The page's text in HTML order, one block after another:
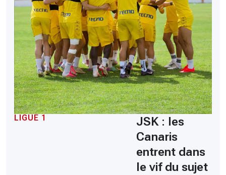
LIGUE 1
JSK : les
Canaris
entrent dans
le vif du sujet